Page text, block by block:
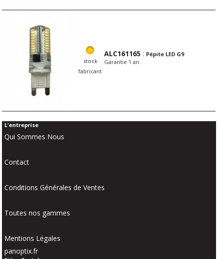
stock
fabricant
ALC161165 : Pépite LED G9
Garantie 1 an.
L'entreprise
Qui Sommes Nous
Contact
Conditions Générales de Ventes
Toutes nos gammes
Mentions Légales
panoptix.fr